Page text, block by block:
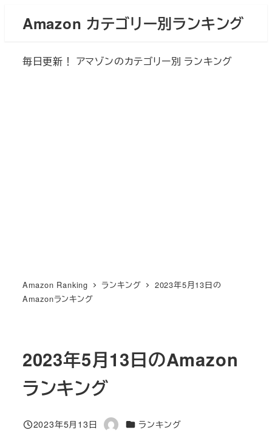
Amazon カテゴリー別ランキング
毎日更新！ アマゾンのカテゴリー別 ランキング
Amazon Ranking ランキング
2023年5月13日の
Amazonランキング
2023年5月13日のAmazon
ランキング
投稿日
2023年5月13日
著
カテゴリー
ランキング